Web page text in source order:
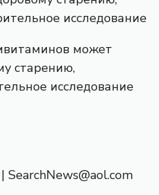
может
старению,
исследование
SearchNews@aol.com